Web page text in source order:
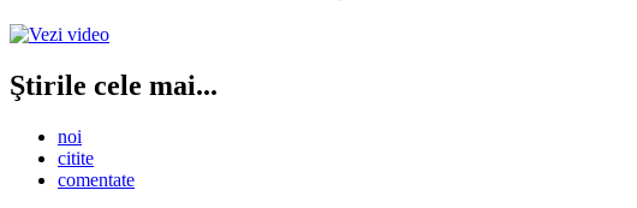
Ştirile cele mai...
noi
citite
comentate